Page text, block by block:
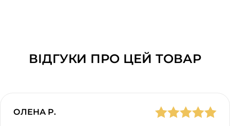
ВІДГУКИ ПРО ЦЕЙ ТОВАР
ОЛЕНА Р.